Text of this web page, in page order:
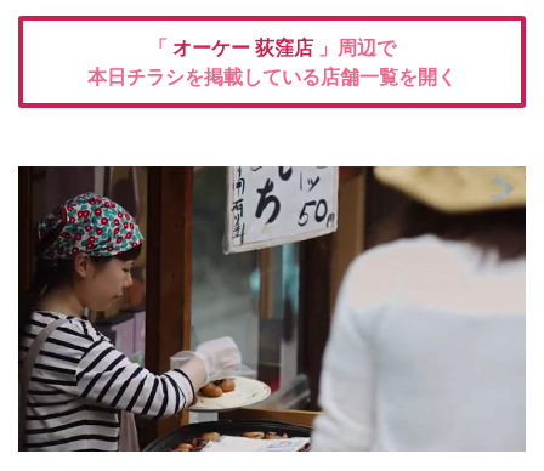
「 オーケー 荻窪店 」周辺で
本日チラシを掲載している店舗一覧を開く